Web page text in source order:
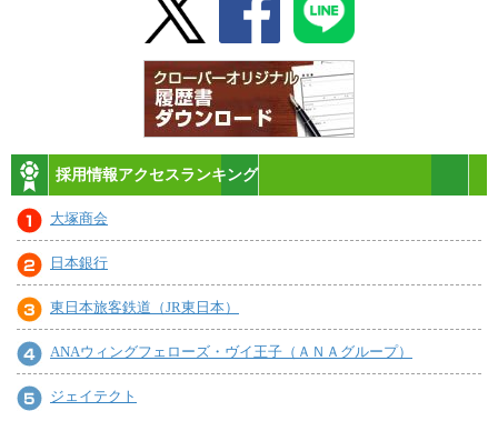
採用情報アクセスランキング
大塚商会
日本銀行
東日本旅客鉄道（JR東日本）
ANAウィングフェローズ・ヴイ王子（ＡＮＡグループ）
ジェイテクト